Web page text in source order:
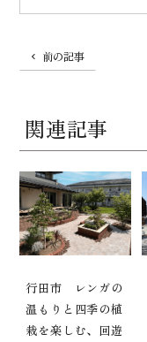
前の記事
関連記事
行田市 レンガの
温もりと四季の植
栽を楽しむ、回遊